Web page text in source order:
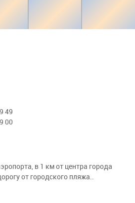
49
00
в 1 км от центра города
от городского пляжа..